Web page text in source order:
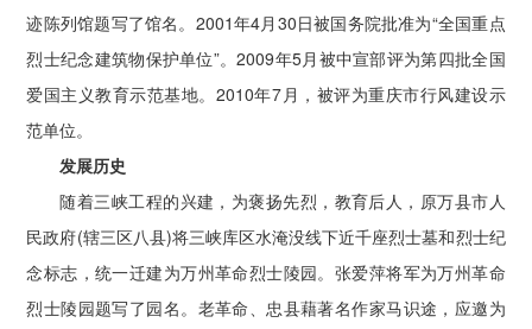
迹陈列馆题写了馆名。2001年4月30日被国务院批准为“全国重点
烈士纪念建筑物保护单位”。2009年5月被中宣部评为第四批全国
爱国主义教育示范基地。2010年7月，被评为重庆市行风建设示
范单位。
发展历史
随着三峡工程的兴建，为褒扬先烈，教育后人，原万县市人
民政府(辖三区八县)将三峡库区水淹没线下近千座烈士墓和烈士纪
念标志，统一迁建为万州革命烈士陵园。张爱萍将军为万州革命
烈士陵园题写了园名。老革命、忠县藉著名作家马识途，应邀为